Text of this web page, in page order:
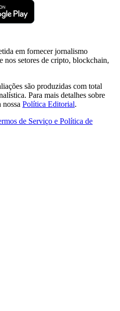
em fornecer jornalismo
nos setores de cripto, blockchain,
são produzidas com total
Para mais detalhes sobre
nossa Política Editorial.
de Serviço e Política de